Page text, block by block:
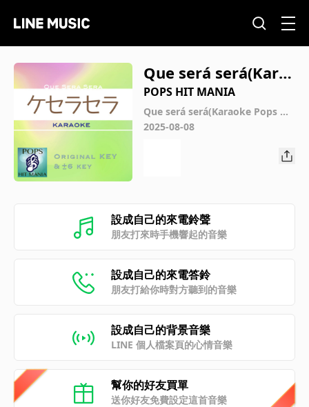
Que será será(Kara
oke) : Key-1 / wG
POPS HIT MANIA
Que será será(Karaoke Pops Hit
Mania)
2025-08-08
設成自己的來電鈴聲
朋友打來時手機響起的音樂
設成自己的來電答鈴
朋友打給你時對方聽到的音樂
設成自己的背景音樂
LINE 個人檔案頁的心情音樂
幫你的好友買單
送你好友免費設定這首音樂